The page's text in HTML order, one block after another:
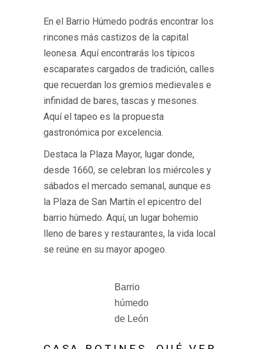
En el Barrio Húmedo podrás encontrar los
rincones más castizos de la capital
leonesa. Aquí encontrarás los típicos
escaparates cargados de tradición, calles
que recuerdan los gremios medievales e
infinidad de bares, tascas y mesones.
Aquí el tapeo es la propuesta
gastronómica por excelencia.
Destaca la Plaza Mayor, lugar donde,
desde 1660, se celebran los miércoles y
sábados el mercado semanal, aunque es
la Plaza de San Martín el epicentro del
barrio húmedo. Aquí, un lugar bohemio
lleno de bares y restaurantes, la vida local
se reúne en su mayor apogeo.
Barrio
húmedo
de León